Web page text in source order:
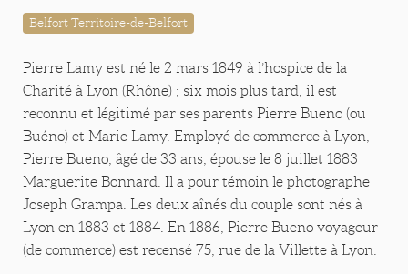
Belfort Territoire-de-Belfort
Pierre Lamy est né le 2 mars 1849 à l’hospice de la
Charité à Lyon (Rhône) ; six mois plus tard, il est
reconnu et légitimé par ses parents Pierre Bueno (ou
Buéno) et Marie Lamy. Employé de commerce à Lyon,
Pierre Bueno, âgé de 33 ans, épouse le 8 juillet 1883
Marguerite Bonnard. Il a pour témoin le photographe
Joseph Grampa. Les deux aînés du couple sont nés à
Lyon en 1883 et 1884. En 1886, Pierre Bueno voyageur
(de commerce) est recensé 75, rue de la Villette à Lyon.